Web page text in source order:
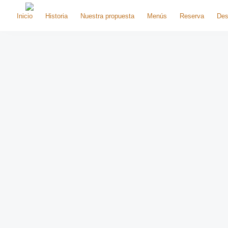
Inicio Historia Nuestra propuesta Menús Reserva